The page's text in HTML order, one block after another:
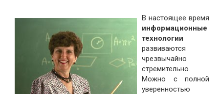
В настоящее время
информационные
технологии
развиваются
чрезвычайно
стремительно.
Можно с полной
уверенностью